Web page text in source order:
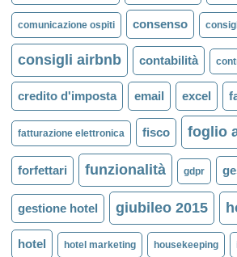
comunicazione ospiti consenso
consigli airbnb contabilità
credito d'imposta email excel
fatturazione elettronica fisco foglio
forfettari funzionalità gdpr
gestione hotel giubileo 2015
hotel hotel marketing housekeeping